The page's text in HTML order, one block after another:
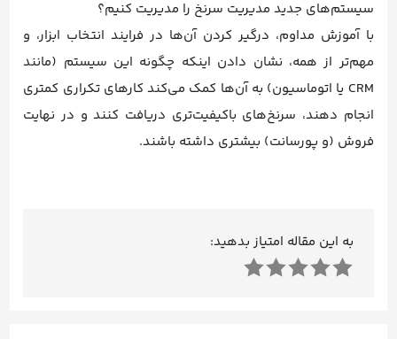
سیستم‌های جدید مدیریت سرنخ را مدیریت کنیم؟
با آموزش مداوم، درگیر کردن آن‌ها در فرایند انتخاب ابزار، و
مهم‌تر از همه، نشان دادن اینکه چگونه این سیستم (مانند
CRM یا اتوماسیون) به آن‌ها کمک می‌کند کارهای تکراری کمتری
انجام دهند، سرنخ‌های باکیفیت‌تری دریافت کنند و در نهایت
فروش (و پورسانت) بیشتری داشته باشند.
به این مقاله امتیاز بدهید: